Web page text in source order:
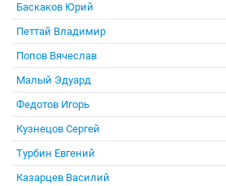
Баскаков Юрий
Петтай Владимир
Попов Вячеслав
Малый Эдуард
Федотов Игорь
Кузнецов Сергей
Турбин Евгений
Казарцев Василий